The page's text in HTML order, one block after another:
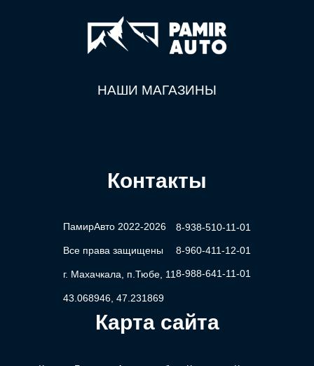
НАШИ МАГАЗИНЫ
Контакты
ПамирАвто 2022-2026
Все права защищены
г. Махачкала, п.Тюбе, 11
43.068946, 47.231869
8-938-510-11-01
8-960-411-12-01
8-988-641-11-01
Карта сайта